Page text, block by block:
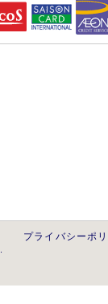
プライバシーポ